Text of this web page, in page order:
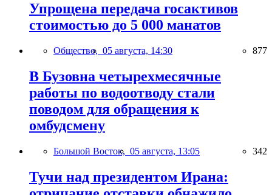
Упрощена передача госактивов
стоимостью до 5 000 манатов
Общество, 05 августа, 14:30 877
В Бузовна четырехмесячные
работы по водоотводу стали
поводом для обращения к
омбудсмену
Большой Восток, 05 августа, 13:05 342
Тучи над президентом Ирана: